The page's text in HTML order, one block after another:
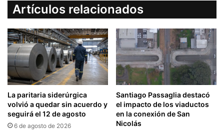
Artículos relacionados
La paritaria siderúrgica
volvió a quedar sin acuerdo y
seguirá el 12 de agosto
6 de agosto de 2026
Santiago Passaglia destacó
el impacto de los viaductos
en la conexión de San
Nicolás